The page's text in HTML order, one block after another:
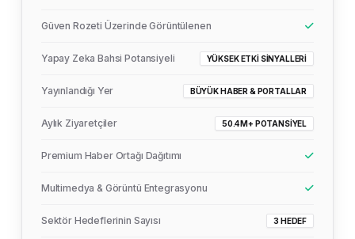
Güven Rozeti Üzerinde Görüntülenen
Yapay Zeka Bahsi Potansiyeli YÜKSEK ETKI SINYALLERI
Yayınlandığı Yer BÜYÜK HABER & PORTALLAR
Aylık Ziyaretçiler 50.4M+ POTANSIYEL
Premium Haber Ortağı Dağıtımı
Multimedya & Görüntü Entegrasyonu
Sektör Hedeflerinin Sayısı 3 HEDEF